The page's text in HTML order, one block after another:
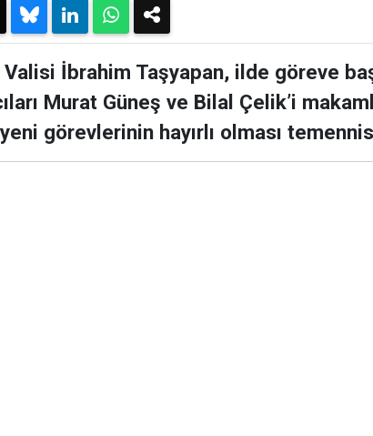
İbrahim Taşyapan, ilde göreve
Murat Güneş ve Bilal Çelik’i
görevlerinin hayırlı olması